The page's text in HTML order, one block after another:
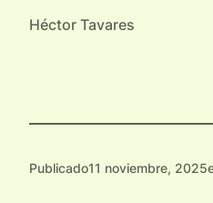
Héctor Tavares
Publicado11 noviembre, 2025